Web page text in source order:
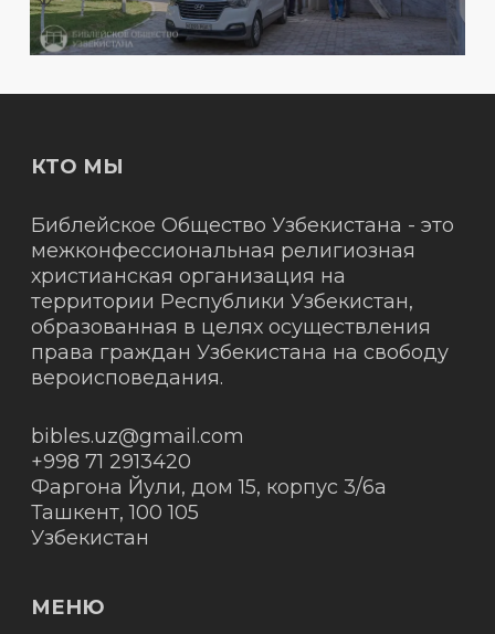
КТО МЫ
Библейское Общество Узбекистана - это
межконфессиональная религиозная
христианская организация на
территории Республики Узбекистан,
образованная в целях осуществления
права граждан Узбекистана на свободу
вероисповедания.
bibles.uz@gmail.com
+998 71 2913420
Фаргона Йули, дом 15, корпус 3/6а
Ташкент,100 105
Узбекистан
МЕНЮ